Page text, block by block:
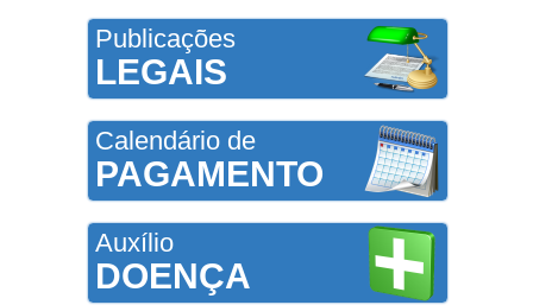
Publicações
LEGAIS
Calendário de
PAGAMENTO
Auxílio
DOENÇA